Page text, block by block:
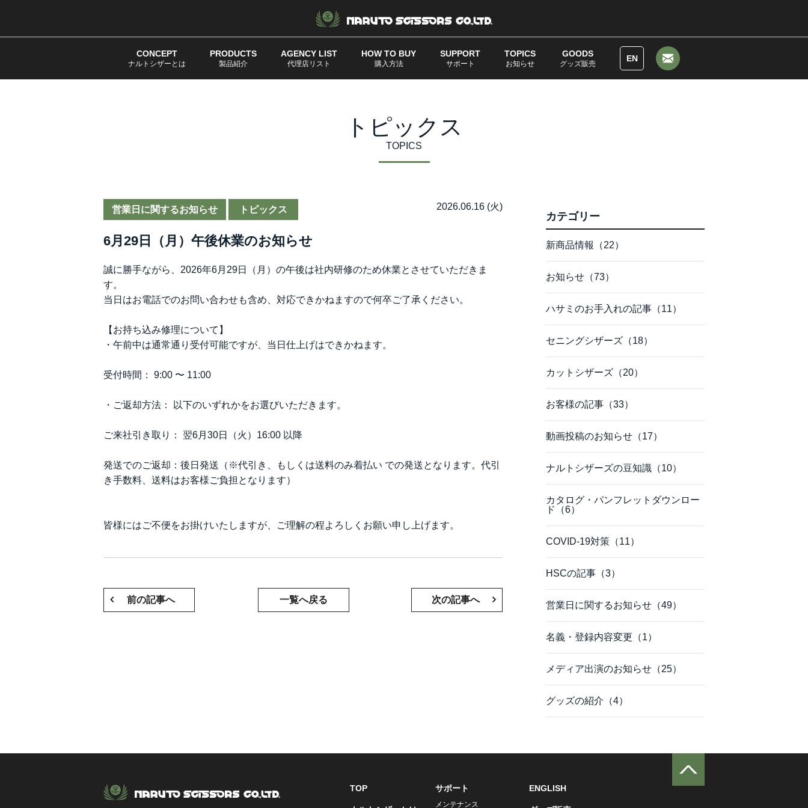
CONCEPT
ナルトシザーとは
PRODUCTS
製品紹介
AGENCY LIST
代理店リスト
HOW TO BUY
購入方法
SUPPORT
サポート
TOPICS
お知らせ
GOODS
グッズ販売
EN
トピックス
TOPICS
2026.06.16 (火)
営業日に関するお知らせ トピックス
6月29日（月）午後休業のお知らせ
誠に勝手ながら、2026年6月29日（月）の午後は社内研修のため休業とさせていただきま
す。
当日はお電話でのお問い合わせも含め、対応できかねますので何卒ご了承ください。
【お持ち込み修理について】
・午前中は通常通り受付可能ですが、当日仕上げはできかねます。
受付時間： 9:00 〜 11:00
・ご返却方法： 以下のいずれかをお選びいただきます。
ご来社引き取り： 翌6月30日（火）16:00 以降
発送でのご返却：後日発送（※代引き、もしくは送料のみ着払い での発送となります。代引
き手数料、送料はお客様ご負担となります）
皆様にはご不便をお掛けいたしますが、ご理解の程よろしくお願い申し上げます。
前の記事へ 一覧へ戻る 次の記事へ
カテゴリー
新商品情報（22）
お知らせ（73）
ハサミのお手入れの記事（11）
セニングシザーズ（18）
カットシザーズ（20）
お客様の記事（33）
動画投稿のお知らせ（17）
ナルトシザーズの豆知識（10）
カタログ・パンフレットダウンロー
ド（6）
COVID-19対策（11）
HSCの記事（3）
営業日に関するお知らせ（49）
名義・登録内容変更（1）
メディア出演のお知らせ（25）
グッズの紹介（4）
TOP サポート
メンテナンス
ENGLISH